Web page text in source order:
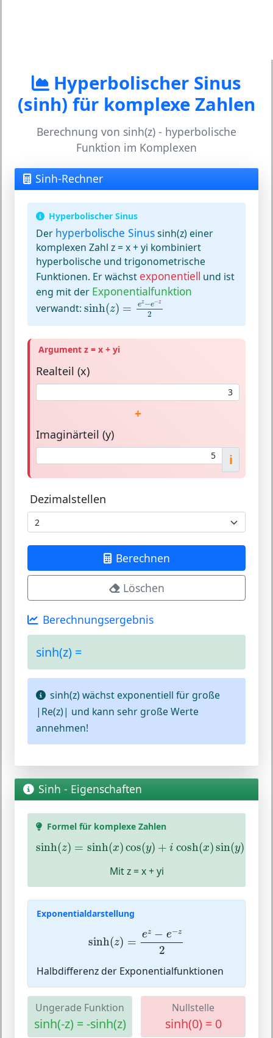
Hyperbolischer Sinus
(sinh) für komplexe Zahlen
Berechnung von sinh(z) - hyperbolische
Funktion im Komplexen
Sinh-Rechner
Hyperbolischer Sinus
Der hyperbolische Sinussinh(z) einer
komplexen Zahl z = x + yi kombiniert
hyperbolische und trigonometrische
Funktionen. Er wächst exponentiell und ist
eng mit der Exponentialfunktion
verwandt: sinh(z) = ez−e−z
2
sinh(z)=ez−e−z2
Argument z = x + yi
Realteil (x)
+
Imaginärteil (y)
i
Dezimalstellen
Berechnen
Löschen
Berechnungsergebnis
sinh(z) =
sinh(z) wächst exponentiell für große
|Re(z)| und kann sehr große Werte
annehmen!
Sinh - Eigenschaften
Formel für komplexe Zahlen
sinh(z) = sinh(x)cos(y) + i cosh(x)sin(y)
sinh( =sinh(x) cos(y) + cosh(x)sin(y)
Mit z = x + yi
Exponentialdarstellung
sinh(z) =
ez − e−z
2
z− −z2
Halbdifferenz der Exponentialfunktionen
Ungerade Funktion
sinh(-z) = -sinh(z)
Nullstelle
sinh(0) = 0